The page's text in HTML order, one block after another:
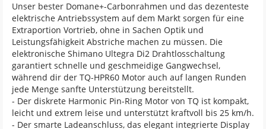
Unser bester Domane+-Carbonrahmen und das dezenteste
elektrische Antriebssystem auf dem Markt sorgen für eine
Extraportion Vortrieb, ohne in Sachen Optik und
Leistungsfähigkeit Abstriche machen zu müssen. Die
elektronische Shimano Ultegra Di2 Drahtlosschaltung
garantiert schnelle und geschmeidige Gangwechsel,
während dir der TQ-HPR60 Motor auch auf langen Runden
jede Menge sanfte Unterstützung bereitstellt.
- Der diskrete Harmonic Pin-Ring Motor von TQ ist kompakt,
leicht und extrem leise und unterstützt kraftvoll bis 25 km/h.
- Der smarte Ladeanschluss, das elegant integrierte Display